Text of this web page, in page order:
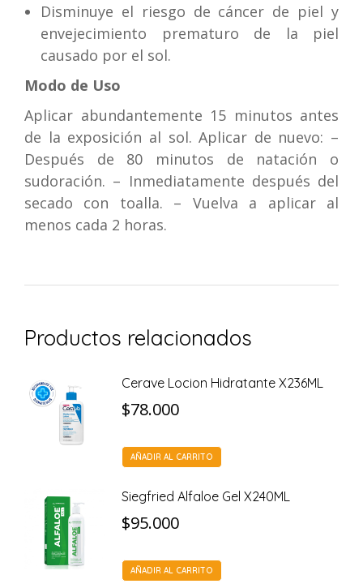
Disminuye el riesgo de cáncer de piel y
envejecimiento prematuro de la piel
causado por el sol.
Modo de Uso
Aplicar abundantemente 15 minutos antes
de la exposición al sol. Aplicar de nuevo: –
Después de 80 minutos de natación o
sudoración. – Inmediatamente después del
secado con toalla. – Vuelva a aplicar al
menos cada 2 horas.
Productos relacionados
Cerave Locion Hidratante X236ML
$78.000
AÑADIR AL CARRITO
Siegfried Alfaloe Gel X240ML
$95.000
AÑADIR AL CARRITO